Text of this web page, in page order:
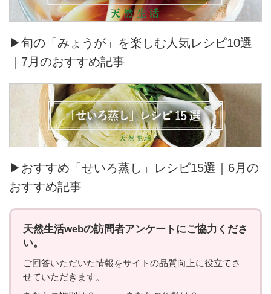
▶旬の「みょうが」を楽しむ人気レシピ10選
｜7月のおすすめ記事
▶おすすめ「せいろ蒸し」レシピ15選｜6月の
おすすめ記事